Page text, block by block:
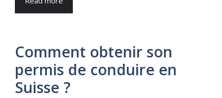
Comment obtenir son
permis de conduire en
Suisse ?